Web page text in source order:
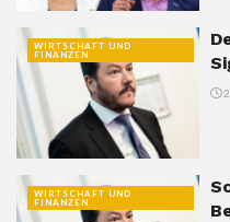
WIRTSCHAFT UND
FINANZEN
WIRTSCHAFT UND
FINANZEN